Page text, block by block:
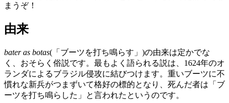
まうぞ！
由来
bater as botas(「ブーツを打ち鳴らす」)の由来は定かでな
く、おそらく俗説です。最もよく語られる説は、1624年のオ
ランダによるブラジル侵攻に結びつけます。重いブーツに不
慣れな新兵がつまずいて格好の標的となり、死んだ者は「ブ
ーツを打ち鳴らした」と言われたというのです。